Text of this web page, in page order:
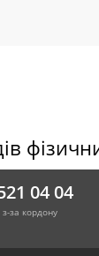
04 04
з-за кордону